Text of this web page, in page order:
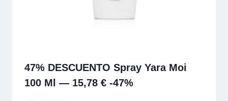
47% DESCUENTO Spray Yara Moi
100 Ml — 15,78 € -47%